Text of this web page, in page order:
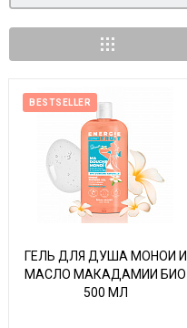
BESTSELLER
ГЕЛЬ ДЛЯ ДУША МОНОИ И
МАСЛО МАКАДАМИИ БИО
500 МЛ